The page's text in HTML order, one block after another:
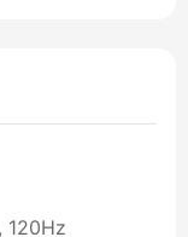
120Hz